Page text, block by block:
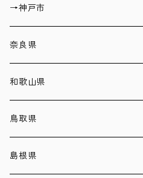
→神戸市
奈良県
和歌山県
鳥取県
島根県